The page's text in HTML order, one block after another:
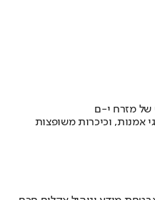
של מזרח י-ם
אמנות, וכיכרות משופצות